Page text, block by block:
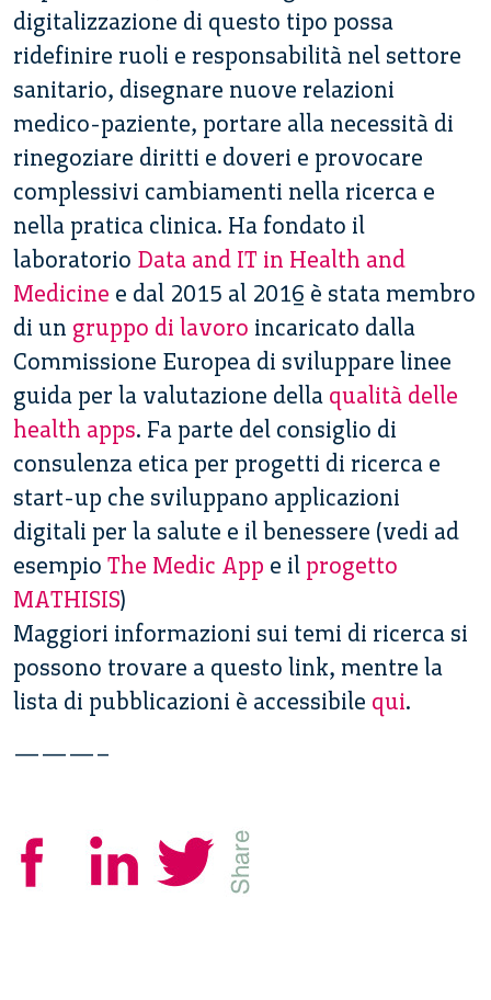
digitalizzazione di questo tipo possa
ridefinire ruoli e responsabilità nel settore
sanitario, disegnare nuove relazioni
medico-paziente, portare alla necessità di
rinegoziare diritti e doveri e provocare
complessivi cambiamenti nella ricerca e
nella pratica clinica. Ha fondato il
laboratorio Data and IT in Health and
Medicine e dal 2015 al 2016 è stata membro
di un gruppo di lavoro incaricato dalla
Commissione Europea di sviluppare linee
guida per la valutazione della qualità delle
health apps. Fa parte del consiglio di
consulenza etica per progetti di ricerca e
start-up che sviluppano applicazioni
digitali per la salute e il benessere (vedi ad
esempio The Medic App e il progetto
MATHISIS)
Maggiori informazioni sui temi di ricerca si
possono trovare a questo link, mentre la
lista di pubblicazioni è accessibile qui.
———–